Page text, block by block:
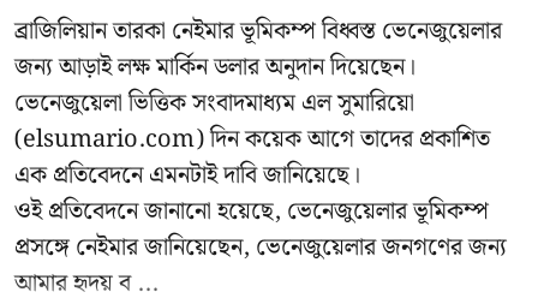
ব্রাজিলিয়ান তারকা নেইমার ভূমিকম্প বিধ্বস্ত ভেনেজুয়েলার
জন্য আড়াই লক্ষ মার্কিন ডলার অনুদান দিয়েছেন।
ভেনেজুয়েলা ভিত্তিক সংবাদমাধ্যম এল সুমারিয়ো
(elsumario.com) দিন কয়েক আগে তাদের প্রকাশিত
এক প্রতিবেদনে এমনটাই দাবি জানিয়েছে।
ওই প্রতিবেদনে জানানো হয়েছে, ভেনেজুয়েলার ভূমিকম্প
প্রসঙ্গেনেইমারজানিয়েছেন, ভেনেজুয়েলার জনগণের জন্য
আমার হৃদয় ব ...